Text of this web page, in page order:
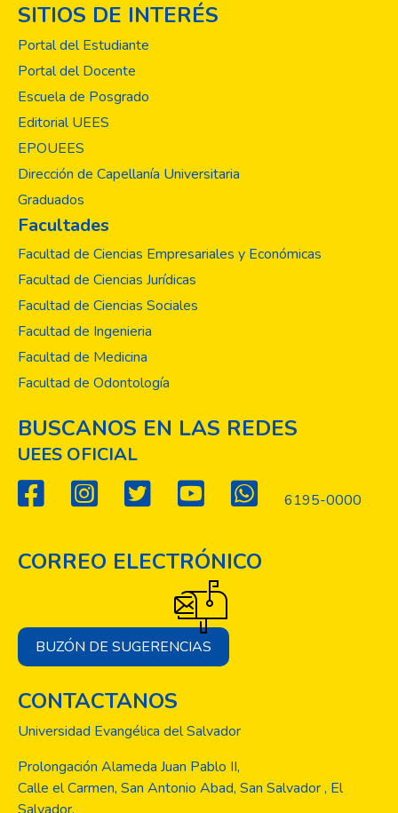
SITIOS DE INTERÉS
Portal del Estudiante
Portal del Docente
Escuela de Posgrado
Editorial UEES
EPOUEES
Dirección de Capellanía Universitaria
Graduados
Facultades
Facultad de Ciencias Empresariales y Económicas
Facultad de Ciencias Jurídicas
Facultad de Ciencias Sociales
Facultad de Ingenieria
Facultad de Medicina
Facultad de Odontología
BUSCANOS EN LAS REDES
UEES OFICIAL
6195-0000
CORREO ELECTRÓNICO
BUZÓN DE SUGERENCIAS
CONTACTANOS
Universidad Evangélica del Salvador
Prolongación Alameda Juan Pablo II,
Calle el Carmen, San Antonio Abad, San Salvador , El